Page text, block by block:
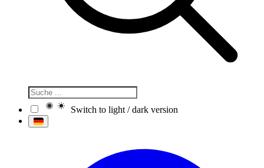
Switch to light / dark version